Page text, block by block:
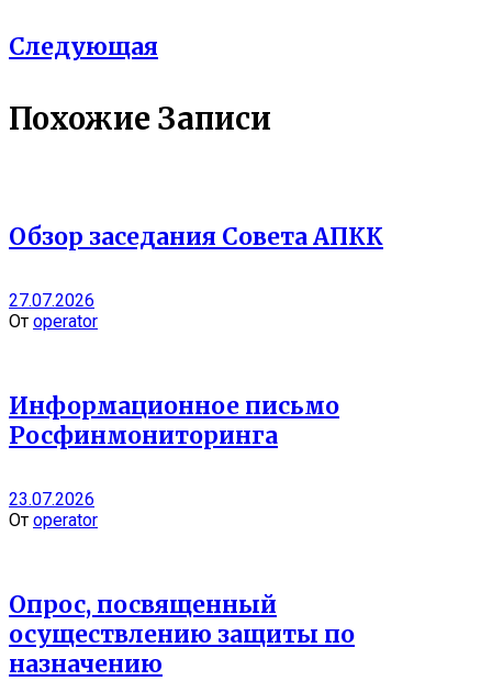
Следующая
Похожие Записи
Обзор заседания Совета АПКК
27.07.2026
От operator
Информационное письмо
Росфинмониторинга
23.07.2026
От operator
Опрос, посвященный
осуществлению защиты по
назначению